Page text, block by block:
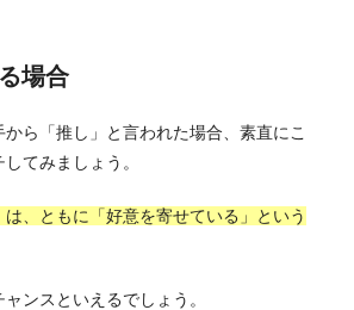
場合
ら「推し」と言われた場合、素直にこ
てみましょう。
は、ともに「好意を寄せている」という
ンスといえるでしょう。